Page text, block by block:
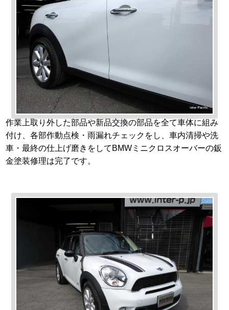
作業上取り外した部品や新品交換の部品を全て車体に組み
付け、各部作動点検・雨漏れチェックをし、車内清掃や洗
車・最終の仕上げ磨きをしてBMWミニクロスオーバーの鈑
金塗装修理は完了です。